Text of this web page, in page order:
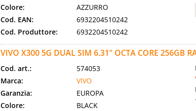
Colore:
AZZURRO
Cod. EAN:
6932204510242
Cod. Produttore:
6932204510242
VIVO X300 5G DUAL SIM 6.31" OCTA CORE 256GB
Cod. art.:
574053
Marca:
VIVO
Garanzia:
EUROPA
Colore:
BLACK